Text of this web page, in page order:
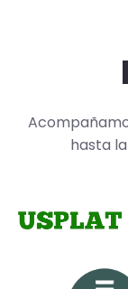
hasta